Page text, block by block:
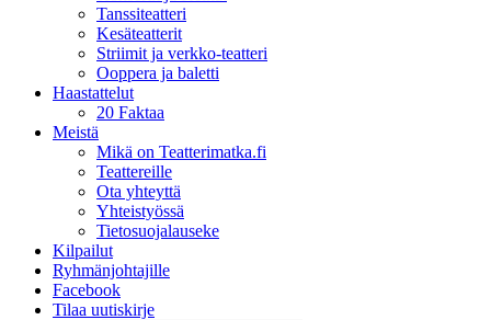
Tanssiteatteri
Kesäteatterit
Striimit ja verkko-teatteri
Ooppera ja baletti
Haastattelut
20 Faktaa
Meistä
Mikä on Teatterimatka.fi
Teattereille
Ota yhteyttä
Yhteistyössä
Tietosuojalauseke
Kilpailut
Ryhmänjohtajille
Facebook
Tilaa uutiskirje